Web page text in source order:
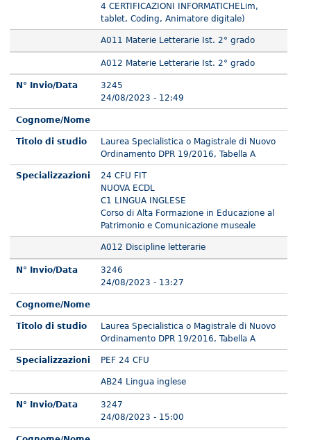
4 CERTIFICAZIONI INFORMATICHELim,
tablet, Coding, Animatore digitale)
A011 Materie Letterarie Ist. 2° grado
A012 Materie Letterarie Ist. 2° grado
N° Invio/Data
3245
24/08/2023 - 12:49
Cognome/Nome
Titolo di studio
Laurea Specialistica o Magistrale di Nuovo
Ordinamento DPR 19/2016, Tabella A
Specializzazioni
24 CFU FIT
NUOVA ECDL
C1 LINGUA INGLESE
Corso di Alta Formazione in Educazione al
Patrimonio e Comunicazione museale
A012 Discipline letterarie
N° Invio/Data
3246
24/08/2023 - 13:27
Cognome/Nome
Titolo di studio
Laurea Specialistica o Magistrale di Nuovo
Ordinamento DPR 19/2016, Tabella A
Specializzazioni PEF 24 CFU
AB24 Lingua inglese
N° Invio/Data
3247
24/08/2023 - 15:00